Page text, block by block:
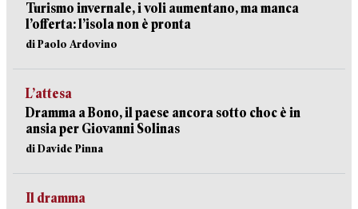
Turismo invernale, i voli aumentano, ma manca
l’offerta: l’isola non è pronta
di Paolo Ardovino
L’attesa
Dramma a Bono, il paese ancora sotto choc è in
ansia per Giovanni Solinas
di Davide Pinna
Il dramma